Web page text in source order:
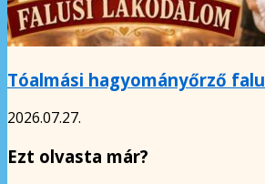
Tóalmási hagyományőrző
2026.07.27.
Ezt olvasta már?